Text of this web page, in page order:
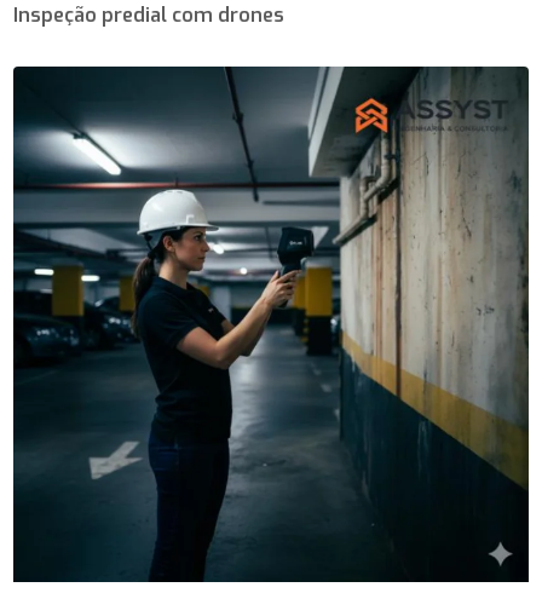
Inspeção predial com drones